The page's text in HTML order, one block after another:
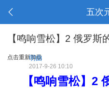
五次
【鸣响雪松】2 俄罗斯
点击重新加载
明曲
2017-9-26 10:10
【鸣响雪松】 2